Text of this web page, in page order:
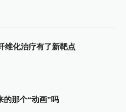
维化治疗有了新靶点
的那个“动画”吗